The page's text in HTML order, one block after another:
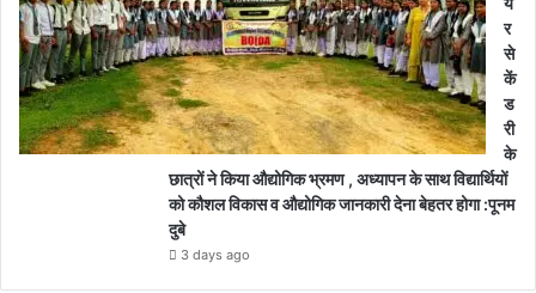
र
से
कें
ड
री
के
छात्रों ने किया औद्योगिक भ्रमण , अध्यापन के साथ विद्यार्थियों
को कौशल विकास व औद्योगिक जानकारी देना बेहतर होगा :पूनम
दुबे
3 days ago